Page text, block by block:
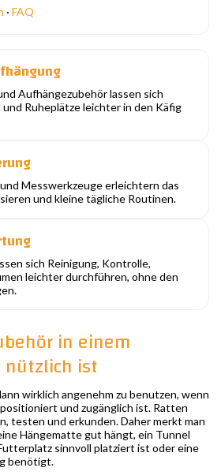
· FAQ
Aufhängezubehör lassen sich
Ruheplätze leichter in den Käfig
Messwerkzeuge erleichtern das
und kleine tägliche Routinen.
sich Reinigung, Kontrolle,
leichter durchführen, ohne den
in einem
ist
wirklich angenehm zu benutzen, wenn
und zugänglich ist. Ratten
testen und erkunden. Daher merkt man
Hängematte gut hängt, ein Tunnel
sinnvoll platziert ist oder eine
benötigt.